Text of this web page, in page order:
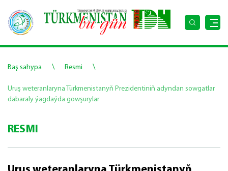
Baş sahypa \ Resmi \
Uruş weteranlaryna Türkmenistanyň Prezidentiniň adyndan sowgatlar
dabaraly ýagdaýda gowşurylar
RESMI